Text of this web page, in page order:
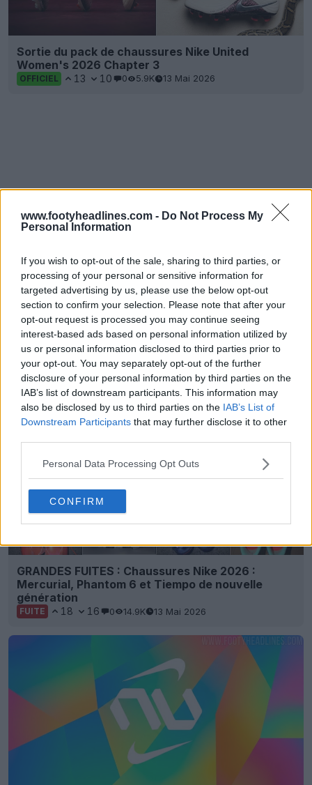
www.footyheadlines.com - Do Not Process My
Personal Information
If you wish to opt-out of the sale, sharing to third parties, or
processing of your personal or sensitive information for
targeted advertising by us, please use the below opt-out
section to confirm your selection. Please note that after your
opt-out request is processed you may continue seeing
interest-based ads based on personal information utilized by
us or personal information disclosed to third parties prior to
your opt-out. You may separately opt-out of the further
disclosure of your personal information by third parties on the
IAB’s list of downstream participants. This information may
also be disclosed by us to third parties on the IAB’s List of
Downstream Participants that may further disclose it to other
Personal Data Processing Opt Outs
CONFIRM
Sortie du pack de chaussures Nike United
Women's 2026 Chapter 3
OFFICIEL 13 10 0 5.9K 13 Mai 2026
GRANDES FUITES : Chaussures Nike 2026 :
Mercurial, Phantom 6 et Tiempo de nouvelle
génération
FUITE 18 16 0 14.9K 13 Mai 2026